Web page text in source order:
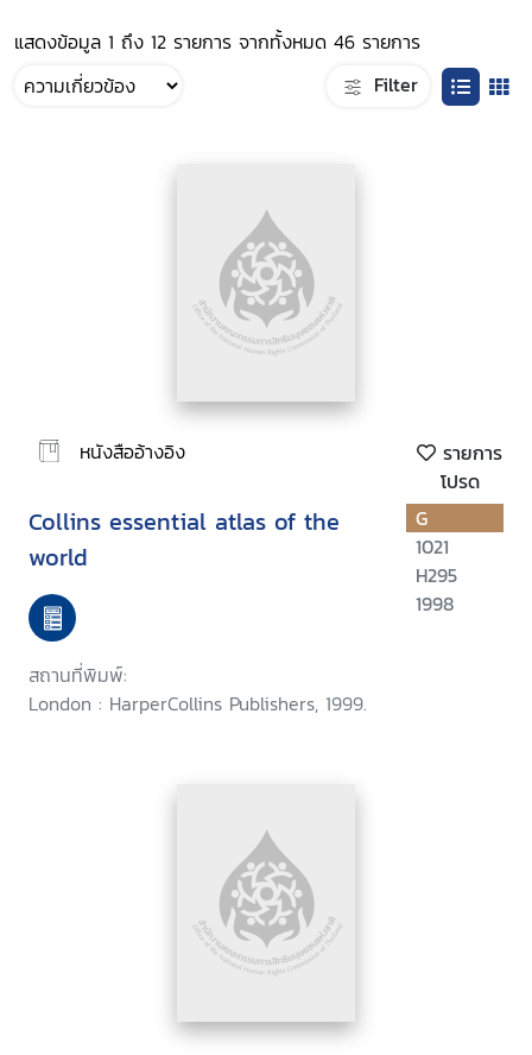
แสดงข้อมูล 1 ถึง 12 รายการ จากทั้งหมด 46 รายการ
Filter
หนังสืออ้างอิง
รายการ
โปรด
Collins essential atlas of the
world
สถานที่พิมพ์:
London : HarperCollins Publishers, 1999.
G
1021
H295
1998